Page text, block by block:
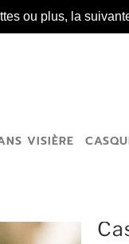
ou plus, la
VISIÈRE